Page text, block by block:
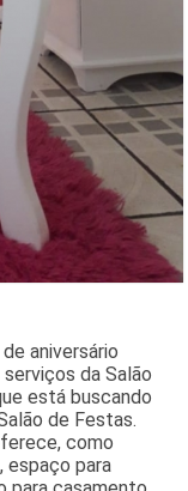
aniversário
da Salão
está buscando
de Festas.
como
espaço para